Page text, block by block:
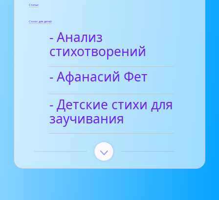
Статьи
Стихи для детей
- Анализ
стихотворений
- Афанасий Фет
- Детские стихи для
заучивания